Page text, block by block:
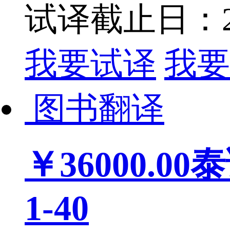
试译截止日：
我要试译 我
图书翻译
￥36000.00
1-40